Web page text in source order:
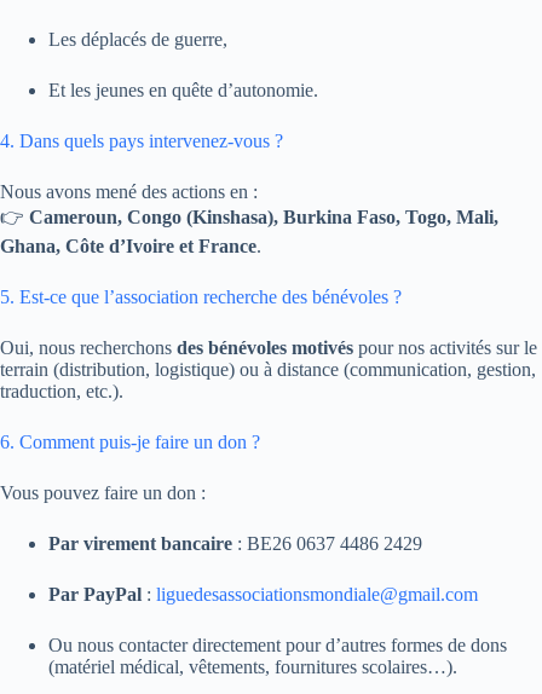
Les déplacés de guerre,
Et les jeunes en quête d’autonomie.
4. Dans quels pays intervenez-vous ?
Nous avons mené des actions en :
👉 Cameroun, Congo (Kinshasa), Burkina Faso, Togo, Mali,
Ghana, Côte d’Ivoire et France.
5. Est-ce que l’association recherche des bénévoles ?
Oui, nous recherchons des bénévoles motivés pour nos activités sur le
terrain (distribution, logistique) ou à distance (communication, gestion,
traduction, etc.).
6. Comment puis-je faire un don ?
Vous pouvez faire un don :
Par virement bancaire : BE26 0637 4486 2429
Par PayPal : liguedesassociationsmondiale@gmail.com
Ou nous contacter directement pour d’autres formes de dons
(matériel médical, vêtements, fournitures scolaires…).